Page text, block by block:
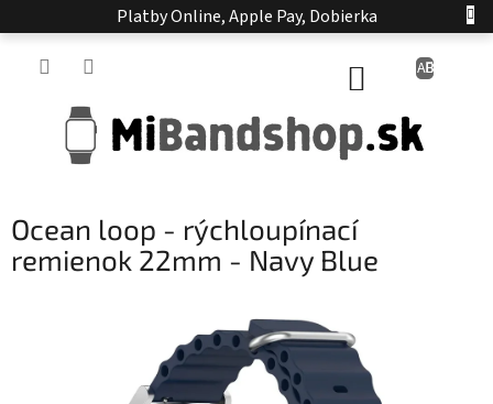
na
Platby Online, Apple Pay, Dobierka
NÁKUPNÝ
Ocean loop - rýchloupínací
remienok 22mm - Navy Blue